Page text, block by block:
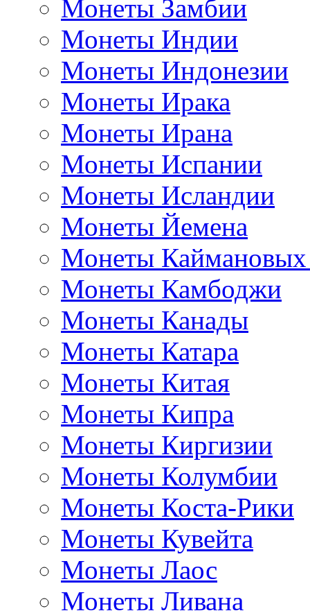
Монеты Замбии
Монеты Индии
Монеты Индонезии
Монеты Ирака
Монеты Ирана
Монеты Испании
Монеты Исландии
Монеты Йемена
Монеты Каймановых
Монеты Камбоджи
Монеты Канады
Монеты Катара
Монеты Китая
Монеты Кипра
Монеты Киргизии
Монеты Колумбии
Монеты Коста-Рики
Монеты Кувейта
Монеты Лаос
Монеты Ливана